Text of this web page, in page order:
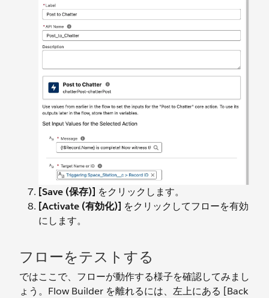
[Save (保存)] をクリックします。
[Activate (有効化)] をクリックしてフローを有効
にします。
フローをテストする
ではここで、フローが動作する様子を確認してみまし
ょう。Flow Builder を離れるには、左上にある [Back